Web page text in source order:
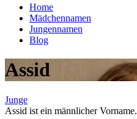
Home
Mädchennamen
Jungennamen
Blog
Assid
Junge
Assid ist ein männlicher Vorname.